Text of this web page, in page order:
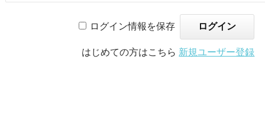
ログイン情報を保存
はじめての方はこちら 新規ユーザー登録